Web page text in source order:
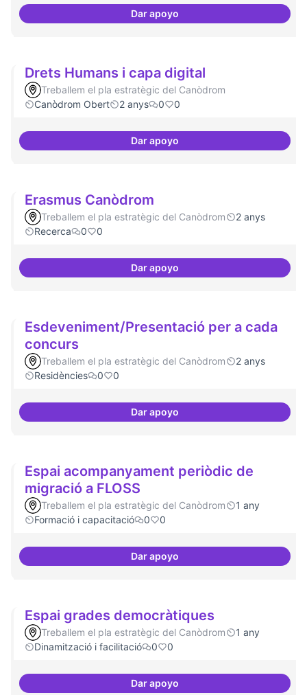
Dar apoyoDinamització de la participació
Drets Humans i capa digital
Treballem el pla estratègic del Canòdrom
Canòdrom Obert
2 anys 0 0
Dar apoyoDrets Humans i capa digital
Erasmus Canòdrom
Treballem el pla estratègic del Canòdrom
2 anys
Recerca
0 0
Dar apoyoErasmus Canòdrom
Esdeveniment/Presentació per a cada
concurs
Treballem el pla estratègic del Canòdrom
2 anys
Residències
0 0
Dar apoyoEsdeveniment/Presentació per
Espai acompanyament periòdic de
migració a FLOSS
Treballem el pla estratègic del Canòdrom
1 any
Formació i capacitació
0 0
Dar apoyoEspai acompanyament periòdic
Espai grades democràtiques
Treballem el pla estratègic del Canòdrom
1 any
Dinamització i facilitació
0 0
Dar apoyoEspai grades democràtiques